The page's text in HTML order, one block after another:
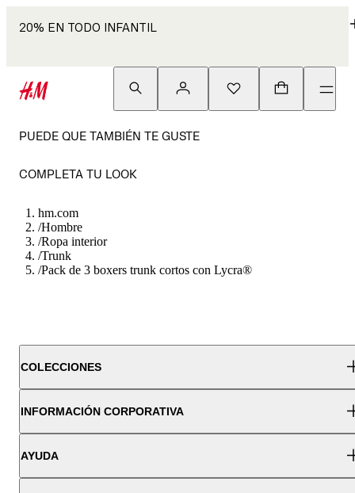
20% EN TODO INFANTIL
PUEDE QUE TAMBIÉN TE GUSTE
COMPLETA TU LOOK
hm.com
/Hombre
/Ropa interior
/Trunk
/Pack de 3 boxers trunk cortos con Lycra®
COLECCIONES
INFORMACIÓN CORPORATIVA
AYUDA